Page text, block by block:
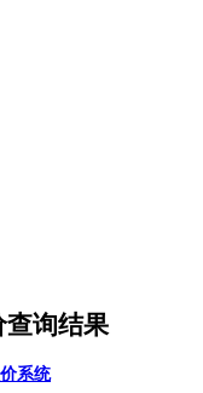
查询结果
系统